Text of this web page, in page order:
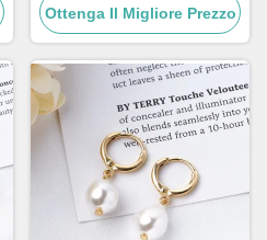
Argento Huggie
Ottenga Il Migliore Prezzo